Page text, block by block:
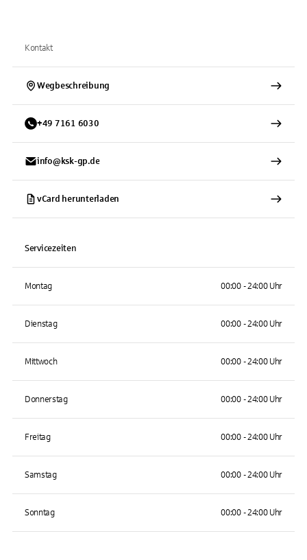
Kontakt
Wegbeschreibung
+49 7161 6030
info@ksk-gp.de
vCard herunterladen
Servicezeiten
Montag 00:00 - 24:00 Uhr
Dienstag 00:00 - 24:00 Uhr
Mittwoch 00:00 - 24:00 Uhr
Donnerstag 00:00 - 24:00 Uhr
Freitag 00:00 - 24:00 Uhr
Samstag 00:00 - 24:00 Uhr
Sonntag 00:00 - 24:00 Uhr